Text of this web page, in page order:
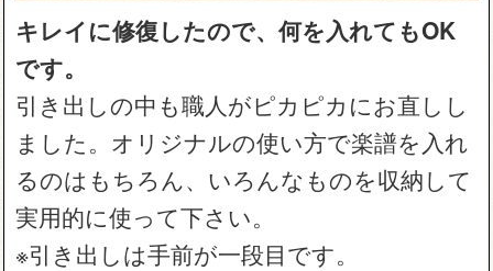
キレイに修復したので、何を入れてもOK
です。
引き出しの中も職人がピカピカにお直しし
ました。オリジナルの使い方で楽譜を入れ
るのはもちろん、いろんなものを収納して
実用的に使って下さい。
※引き出しは手前が一段目です。